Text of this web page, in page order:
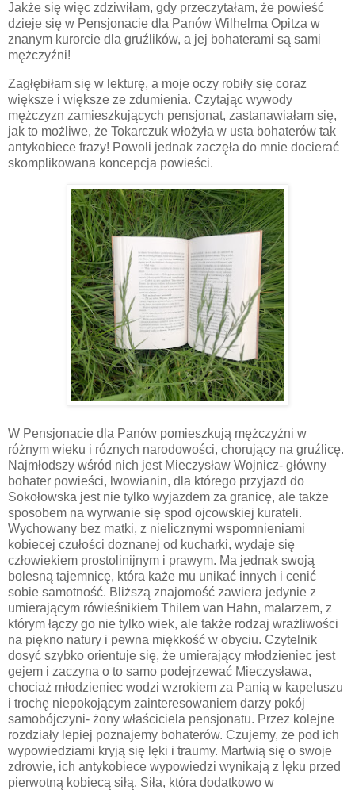
Jakże się więc zdziwiłam, gdy przeczytałam, że powieść
dzieje się w Pensjonacie dla Panów Wilhelma Opitza w
znanym kurorcie dla gruźlików, a jej bohaterami są sami
mężczyźni!
Zagłębiłam się w lekturę, a moje oczy robiły się coraz
większe i większe ze zdumienia. Czytając wywody
mężczyzn zamieszkujących pensjonat, zastanawiałam się,
jak to możliwe, że Tokarczuk włożyła w usta bohaterów tak
antykobiece frazy! Powoli jednak zaczęła do mnie docierać
skomplikowana koncepcja powieści.
W Pensjonacie dla Panów pomieszkują mężczyźni w
różnym wieku i róznych narodowości, chorujący na gruźlicę.
Najmłodszy wśród nich jest Mieczysław Wojnicz- główny
bohater powieści, lwowianin, dla którego przyjazd do
Sokołowska jest nie tylko wyjazdem za granicę, ale także
sposobem na wyrwanie się spod ojcowskiej kurateli.
Wychowany bez matki, z nielicznymi wspomnieniami
kobiecej czułości doznanej od kucharki, wydaje się
człowiekiem prostolinijnym i prawym. Ma jednak swoją
bolesną tajemnicę, która każe mu unikać innych i cenić
sobie samotność. Bliższą znajomość zawiera jedynie z
umierającym rówieśnikiem Thilem van Hahn, malarzem, z
którym łączy go nie tylko wiek, ale także rodzaj wrażliwości
na piękno natury i pewna miękkość w obyciu. Czytelnik
dosyć szybko orientuje się, że umierający młodzieniec jest
gejem i zaczyna o to samo podejrzewać Mieczysława,
chociaż młodzieniec wodzi wzrokiem za Panią w kapeluszu
i trochę niepokojącym zainteresowaniem darzy pokój
samobójczyni- żony właściciela pensjonatu. Przez kolejne
rozdziały lepiej poznajemy bohaterów. Czujemy, że pod ich
wypowiedziami kryją się lęki i traumy. Martwią się o swoje
zdrowie, ich antykobiece wypowiedzi wynikają z lęku przed
pierwotną kobiecą siłą. Siła, która dodatkowo w